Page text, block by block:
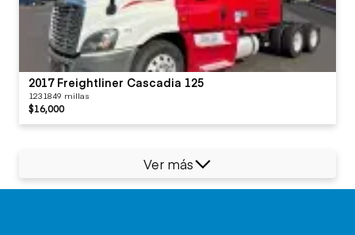
2017 Freightliner Cascadia 125
1231849 millas
$16,000
Ver más